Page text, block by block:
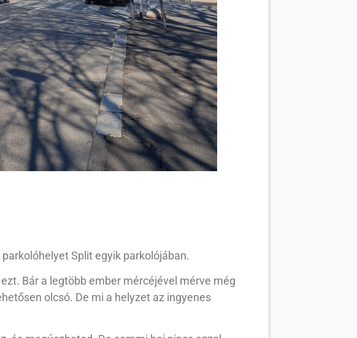
Split egyik parkolójában.
Bár a legtöbb ember mércéjével mérve még
olcsó. De mi a helyzet az ingyenes